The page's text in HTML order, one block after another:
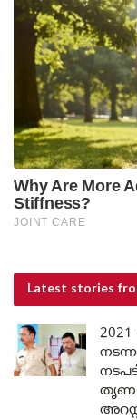
Latest stories